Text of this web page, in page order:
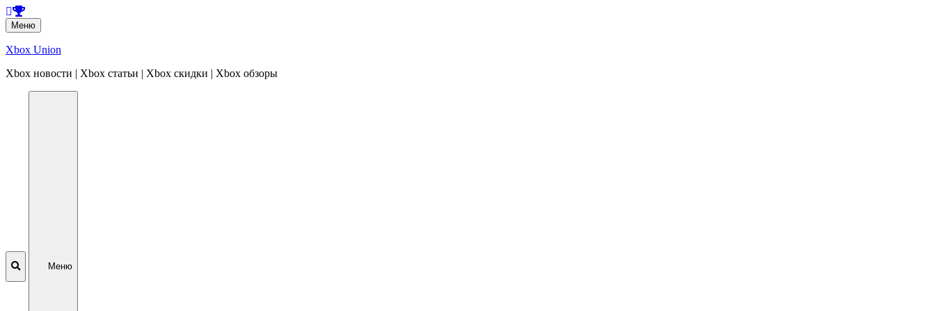
Меню Перейти
к
содержанию
Xbox Union
Xbox новости | Xbox статьи | Xbox скидки | Xbox обзоры
Меню
Перейти